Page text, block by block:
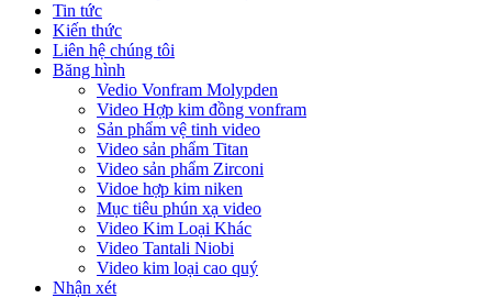
Tin tức
Kiến thức
Liên hệ chúng tôi
Băng hình
Vedio Vonfram Molypden
Video Hợp kim đồng vonfram
Sản phẩm vệ tinh video
Video sản phẩm Titan
Video sản phẩm Zirconi
Vidoe hợp kim niken
Mục tiêu phún xạ video
Video Kim Loại Khác
Video Tantali Niobi
Video kim loại cao quý
Nhận xét